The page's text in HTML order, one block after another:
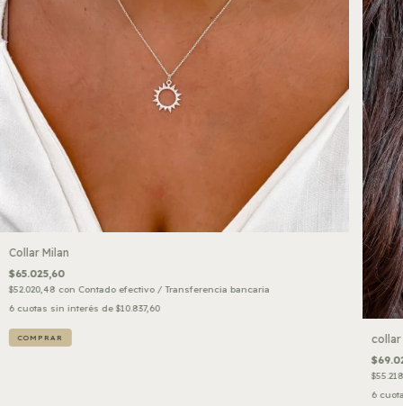
Collar Milan
$65.025,60
$52.020,48 con Contado efectivo / Transferencia bancaria
6 cuotas sin interés de $10.837,60
collar
6